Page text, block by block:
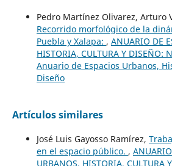
Pedro Martínez Olivarez, Arturo
Recorrido morfológico de la
Puebla y Xalapa: , ANUARIO DE
HISTORIA, CULTURA Y DISEÑO:
Anuario de Espacios Urbanos,
Diseño
Artículos similares
José Luis Gayosso Ramírez,
en el espacio público. ,
URBANOS, HISTORIA, CULTURA